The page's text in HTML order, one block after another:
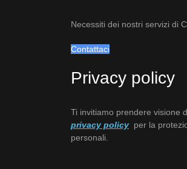
Necessiti dei nostri servizi di
Contattaci
Privacy policy
Ti invitiamo prendere visione
privacy policy per la
personali.